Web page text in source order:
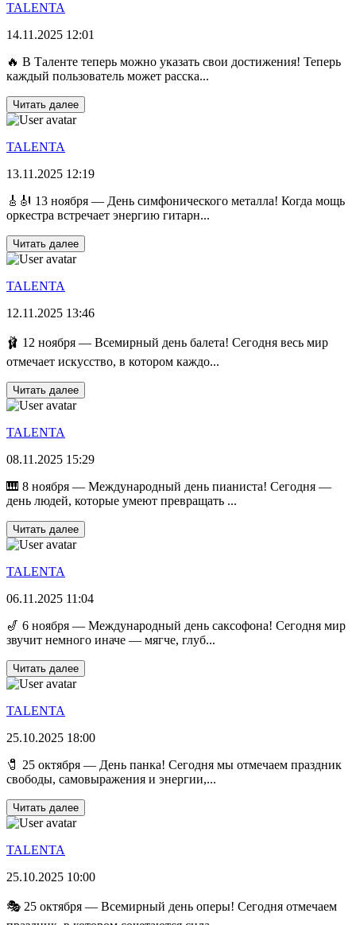
TALENTA
14.11.2025 12:01
🔥 В Таленте теперь можно указать свои достижения! Теперь
каждый пользователь может расска...
Читать далее
TALENTA
13.11.2025 12:19
🎸🎻 13 ноября — День симфонического металла! Когда мощь
оркестра встречает энергию гитарн...
Читать далее
TALENTA
12.11.2025 13:46
🩰 12 ноября — Всемирный день балета! Сегодня весь мир
отмечает искусство, в котором каждо...
Читать далее
TALENTA
08.11.2025 15:29
🎹 8 ноября — Международный день пианиста! Сегодня —
день людей, которые умеют превращать ...
Читать далее
TALENTA
06.11.2025 11:04
🎷 6 ноября — Международный день саксофона! Сегодня мир
звучит немного иначе — мягче, глуб...
Читать далее
TALENTA
25.10.2025 18:00
🧷 25 октября — День панка! Сегодня мы отмечаем праздник
свободы, самовыражения и энергии,...
Читать далее
TALENTA
25.10.2025 10:00
🎭 25 октября — Всемирный день оперы! Сегодня отмечаем